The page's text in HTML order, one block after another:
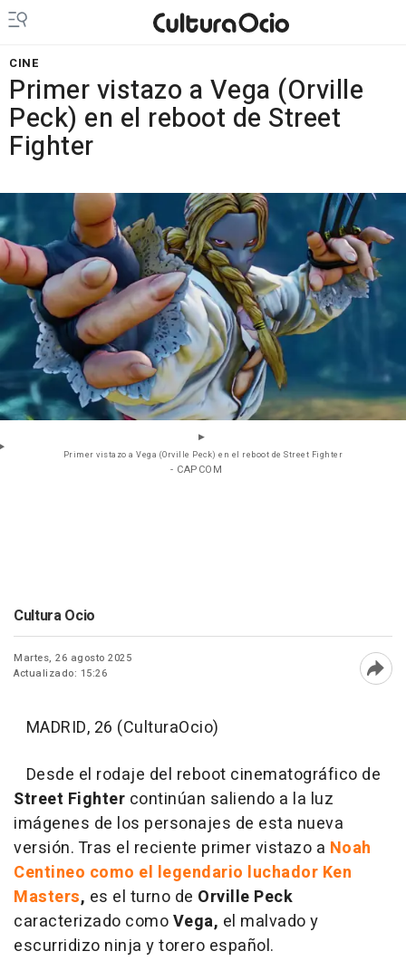
CINE
Primer vistazo a Vega (Orville
Peck) en el reboot de Street
Fighter
Primer vistazo a Vega (Orville Peck) en el reboot de Street Fighter
- CAPCOM
Cultura Ocio
Martes, 26 agosto 2025
Actualizado: 15:26
MADRID, 26 (CulturaOcio)
Desde el rodaje del reboot cinematográfico de
Street Fighter continúan saliendo a la luz
imágenes de los personajes de esta nueva
versión. Tras el reciente primer vistazo a Noah
Centineo como el legendario luchador Ken
Masters, es el turno de Orville Peck
caracterizado comoVega, el malvado y
escurridizo ninja y torero español.